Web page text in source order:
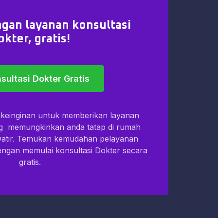
layanan konsultasi
gratis!
Dokter Gratis
untuk memberikan layanan
memungkinkan anda tatap di rumah
Temukan kemudahan pelayanan
memulai konsultasi Dokter secara
gratis.